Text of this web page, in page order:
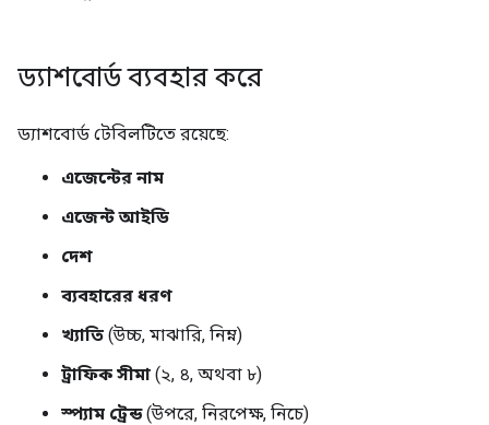
ড্যাশবোর্ড ব্যবহার করে
ড্যাশবোর্ড টেবিলটিতে রয়েছে:
এজেন্টের নাম
এজেন্ট আইডি
দেশ
ব্যবহারের ধরণ
খ্যাতি (উচ্চ, মাঝারি, নিম্ন)
ট্রাফিক সীমা (২, ৪, অথবা ৮)
স্প্যাম ট্রেন্ড(উপরে, নিরপেক্ষ, নিচে)